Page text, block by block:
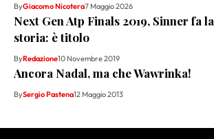
ByGiacomo Nicotera7 Maggio 2026
Next Gen Atp Finals 2019, Sinner fa la
storia: è titolo
ByRedazione10 Novembre 2019
Ancora Nadal, ma che Wawrinka!
BySergio Pastena12 Maggio 2013